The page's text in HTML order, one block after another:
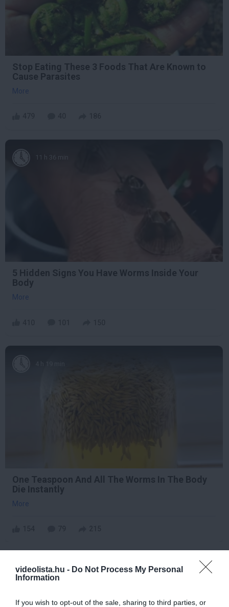
videolista.hu - Do Not Process My Personal
Information
If you wish to opt-out of the sale, sharing to third parties, or
Stop Eating These 3 Foods That Are Known to
Cause Parasites
More
11 h 36 min
5 Hidden Signs You Have Worms Inside Your
Body
More
One Teaspoon And All The Worms In The Body
Die Instantly
More